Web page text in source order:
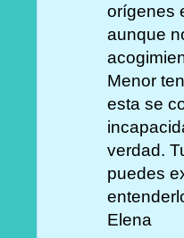
orígenes
aunque
Menor
esta se
verdad.
puedes
Elena